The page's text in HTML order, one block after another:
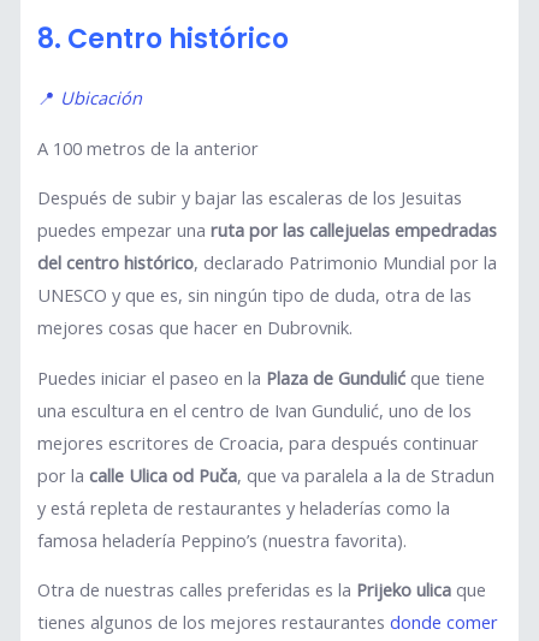
8. Centro histórico
📍 Ubicación
A 100 metros de la anterior
Después de subir y bajar las escaleras de los Jesuitas
puedes empezar unaruta por las callejuelas empedradas
del centro histórico, declarado Patrimonio Mundial por la
UNESCO y que es, sin ningún tipo de duda, otra de las
mejores cosas que hacer en Dubrovnik.
Puedes iniciar el paseo en la Plaza de Gundulić que tiene
una escultura en el centro de Ivan Gundulić, uno de los
mejores escritores de Croacia, para después continuar
por lacalle Ulica od Puča, que va paralela a la de Stradun
y está repleta de restaurantes y heladerías como la
famosa heladería Peppino’s (nuestra favorita).
Otra de nuestras calles preferidas es la Prijeko ulica que
tienes algunos de los mejores restaurantesdonde comer